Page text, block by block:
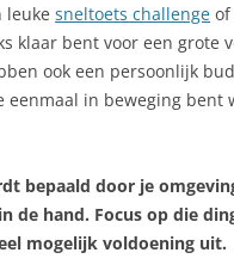
leuke sneltoets challenge of
klaar bent voor een grote
ook een persoonlijk
eenmaal in beweging bent
bepaald door je
de hand. Focus op die
mogelijk voldoening uit.